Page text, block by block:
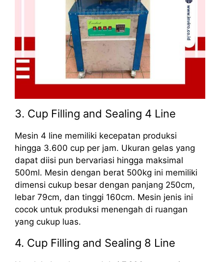
3. Cup Filling and Sealing 4 Line
Mesin 4 line memiliki kecepatan produksi
hingga 3.600 cup per jam. Ukuran gelas yang
dapat diisi pun bervariasi hingga maksimal
500ml. Mesin dengan berat 500kg ini memiliki
dimensi cukup besar dengan panjang 250cm,
lebar 79cm, dan tinggi 160cm. Mesin jenis ini
cocok untuk produksi menengah di ruangan
yang cukup luas.
4. Cup Filling and Sealing 8 Line